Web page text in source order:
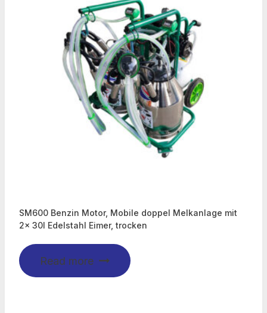
SM600 Benzin Motor, Mobile doppel Melkanlage mit
2x 30l Edelstahl Eimer, trocken
Read more